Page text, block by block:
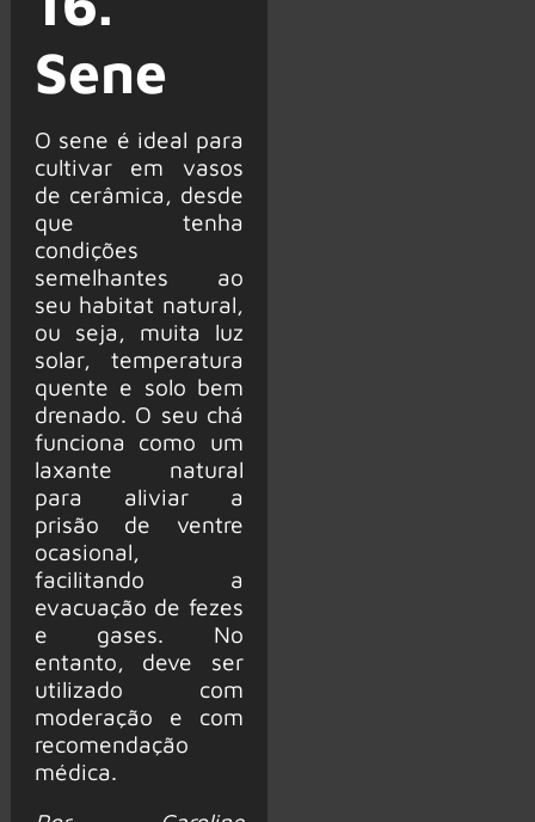
Sene
O sene é ideal para
cultivar em vasos
de cerâmica, desde
que tenha
condições
semelhantes ao
seu habitat natural,
ou seja, muita luz
solar, temperatura
quente e solo bem
drenado. O seu chá
funciona como um
laxante natural
para aliviar a
prisão de ventre
ocasional,
facilitando a
evacuação de fezes
e gases. No
entanto, deve ser
utilizado com
moderação e com
recomendação
médica.